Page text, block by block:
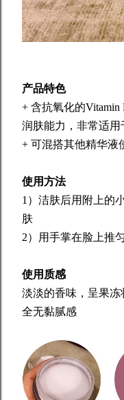
产品特色
+ 含抗氧化的
润肤能力，非常适用
+ 可混搭其他精华液
使用方法
1）洁肤后用附上的
肤
2）用手掌在脸上推
使用质感
淡淡的香味，呈果
全无黏腻感